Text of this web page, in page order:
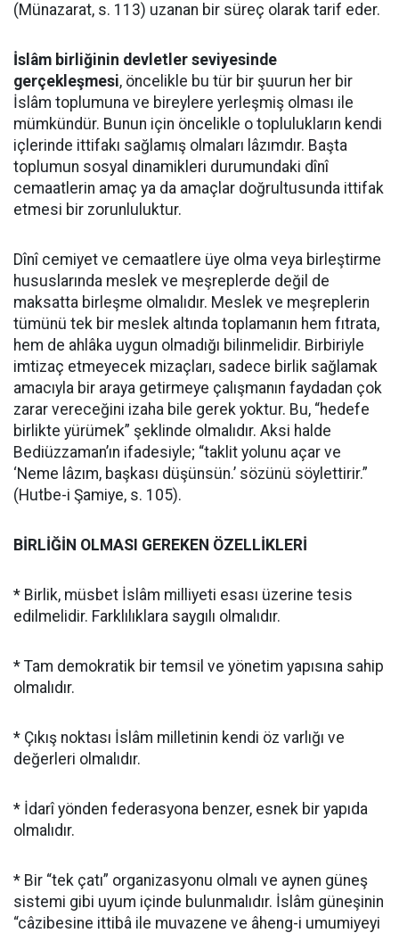
(Münazarat, s. 113) uzanan bir süreç olarak tarif eder.
İslâm birliğinin devletler seviyesinde
gerçekleşmesi, öncelikle bu tür bir şuurun her bir
İslâm toplumuna ve bireylere yerleşmiş olması ile
mümkündür. Bunun için öncelikle o toplulukların kendi
içlerinde ittifakı sağlamış olmaları lâzımdır. Başta
toplumun sosyal dinamikleri durumundaki dînî
cemaatlerin amaç ya da amaçlar doğrultusunda ittifak
etmesi bir zorunluluktur.
Dînî cemiyet ve cemaatlere üye olma veya birleştirme
hususlarında meslek ve meşreplerde değil de
maksatta birleşme olmalıdır. Meslek ve meşreplerin
tümünü tek bir meslek altında toplamanın hem fıtrata,
hem de ahlâka uygun olmadığı bilinmelidir. Birbiriyle
imtizaç etmeyecek mizaçları, sadece birlik sağlamak
amacıyla bir araya getirmeye çalışmanın faydadan çok
zarar vereceğini izaha bile gerek yoktur. Bu, “hedefe
birlikte yürümek” şeklinde olmalıdır. Aksi halde
Bediüzzaman’ın ifadesiyle; “taklit yolunu açar ve
‘Neme lâzım, başkası düşünsün.’ sözünü söylettirir.”
(Hutbe-i Şamiye, s. 105).
BİRLİĞİN OLMASI GEREKEN ÖZELLİKLERİ
* Birlik, müsbet İslâm milliyeti esası üzerine tesis
edilmelidir. Farklılıklara saygılı olmalıdır.
* Tam demokratik bir temsil ve yönetim yapısına sahip
olmalıdır.
* Çıkış noktası İslâm milletinin kendi öz varlığı ve
değerleri olmalıdır.
* İdarî yönden federasyona benzer, esnek bir yapıda
olmalıdır.
* Bir “tek çatı” organizasyonu olmalı ve aynen güneş
sistemi gibi uyum içinde bulunmalıdır. İslâm güneşinin
“câzibesine ittibâ ile muvazene ve âheng-i umumiyeyi